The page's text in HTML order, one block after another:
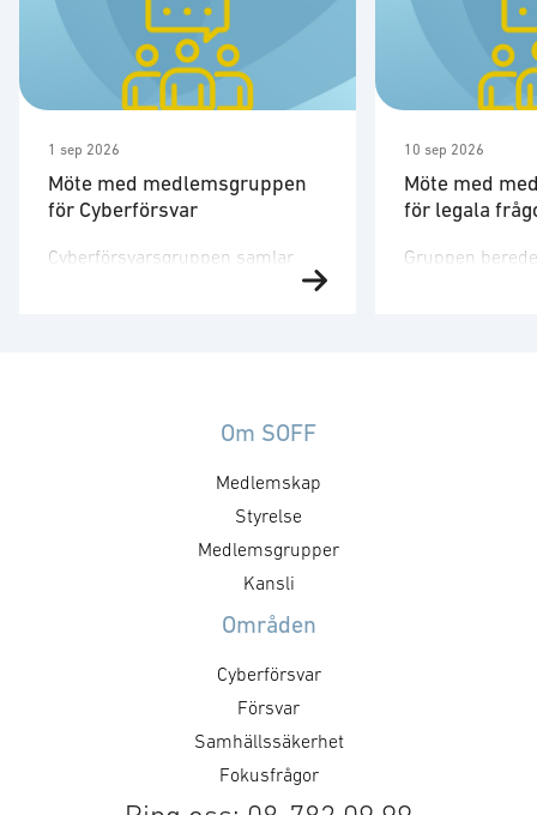
1 sep 2026
Möte med medlemsgruppen
för Cyberförsvar
Cyberförsvarsgruppen samlar
utefter en årligt fastställd
mål och aktiviteter. Syftet med
mötet är att utveckla föreningens
positioner inom cyberområdet,
att besluta om kommande
samt att nätverka mellan
Målsättningen är att det ska …
10 sep 2026
Möte med
för legala
Gruppen
Om SOFF
Medlemskap
Styrelse
Medlemsgrupper
Kansli
Områden
Cyberförsvar
Försvar
Samhällssäkerhet
Fokusfrågor